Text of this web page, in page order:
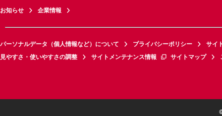
お知らせ 企業情報
パーソナルデータ（個人情報など）について プライバシーポリシー
サイ
見やすさ・使いやすさの調整
サイトメンテナンス情報 サイトマップ